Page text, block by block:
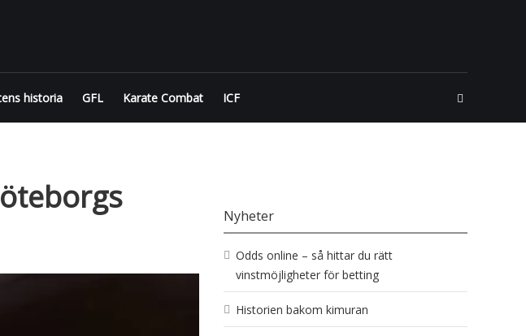
historia GFL Karate Combat ICF
Nyheter
Odds online – så hittar du rätt
vinstmöjligheter för betting
Historien bakom kimuran